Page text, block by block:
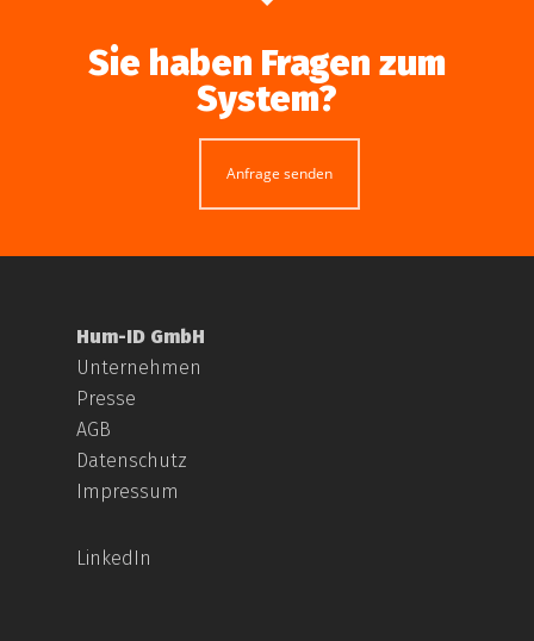
Sie haben Fragen zum
System?
Anfrage senden
Hum-ID GmbH
Unternehmen
Presse
AGB
Datenschutz
Impressum
LinkedIn